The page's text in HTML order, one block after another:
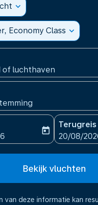
expand_more
Economy Class expand_more
of luchthaven
departure-date-aria-
today
Terugreis
fc-
20/08/
Bekijk vluchten
van deze informatie kan